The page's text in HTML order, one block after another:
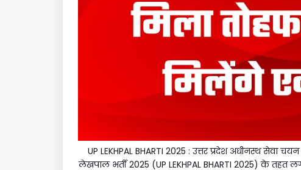
UP LEKHPAL BHARTI 2025 : उत्तर प्रदेश अधीनस्थ सेवा
लेखपाल भर्ती 2025 (UP LEKHPAL BHARTI 2025) के तहत